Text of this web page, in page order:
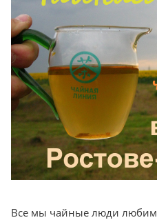
Все мы чайные люди